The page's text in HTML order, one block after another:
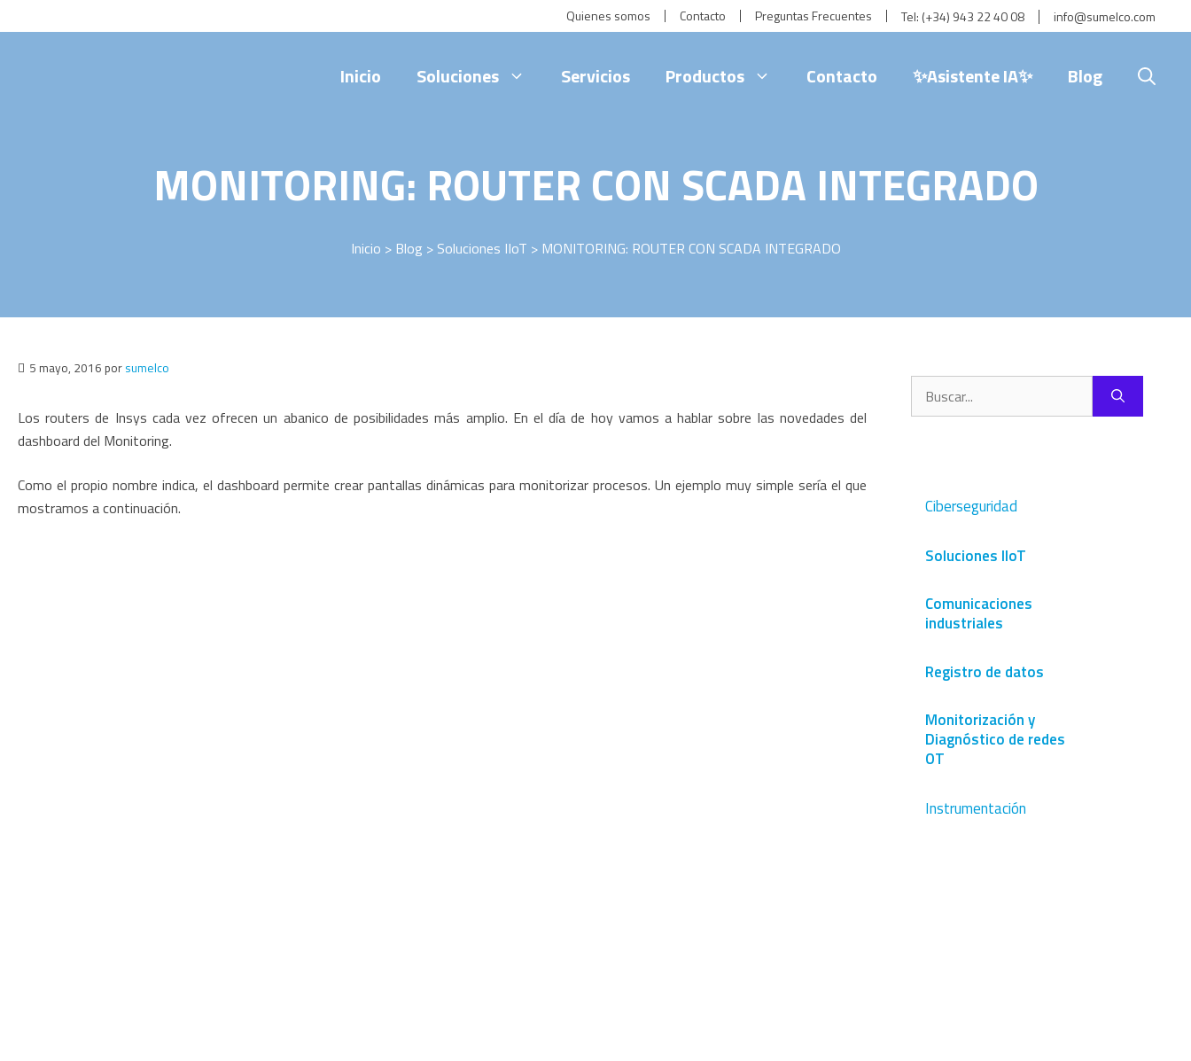
al
Tel: (+34) 943 22 40 08 info@sumelco.com
Quienes somos Contacto Preguntas Frecuentes
Inicio Soluciones Servicios Productos Contacto ✨Asistente IA✨ Blog
MONITORING: ROUTER CON SCADA INTEGRADO
Inicio > Blog > Soluciones IIoT > MONITORING: ROUTER CON SCADA INTEGRADO
5 mayo, 2016 por sumelco
Los routers de Insys cada vez ofrecen un abanico de posibilidades más amplio. En el día de hoy vamos a hablar sobre las novedades del
dashboard del Monitoring.
Como el propio nombre indica, el dashboard permite crear pantallas dinámicas para monitorizar procesos. Un ejemplo muy simple sería el que
mostramos a continuación.
Buscar:
Ciberseguridad
Soluciones IIoT
Comunicaciones
industriales
Registro de datos
Monitorización y
Diagnóstico de redes
OT
Instrumentación